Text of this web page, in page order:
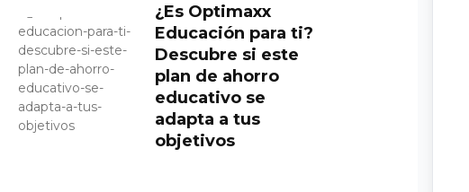
¿Es Optimaxx
Educación para ti?
Descubre si este
plan de ahorro
educativo se
adapta a tus
objetivos